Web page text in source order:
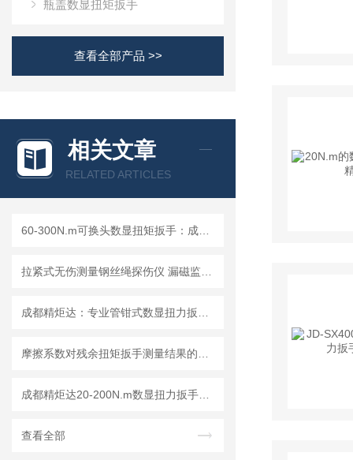
瓶盖数显扭矩扳手
查看全部产品 >>
相关文章
RELATED ARTICLES
查看全部